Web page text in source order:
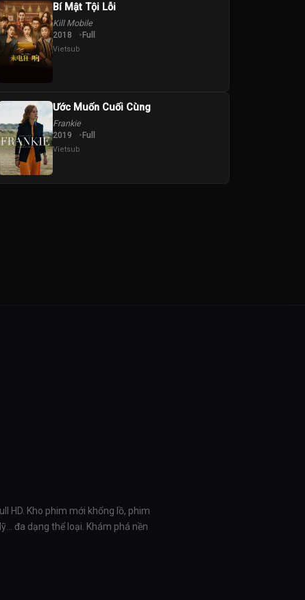
Bí Mật Tội Lỗi
Kill Mobile
2018 Full
Vietsub
Ước Muốn Cuối Cùng
Frankie
2019 Full
Vietsub
HD. Kho phim mới khổng lồ, phim
đa dạng thể loại. Khám phá nền